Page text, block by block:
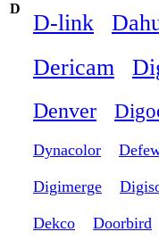
D
D-link
Dericam
Denver
Dynacolor
Digimerge
Dekco Doorbird